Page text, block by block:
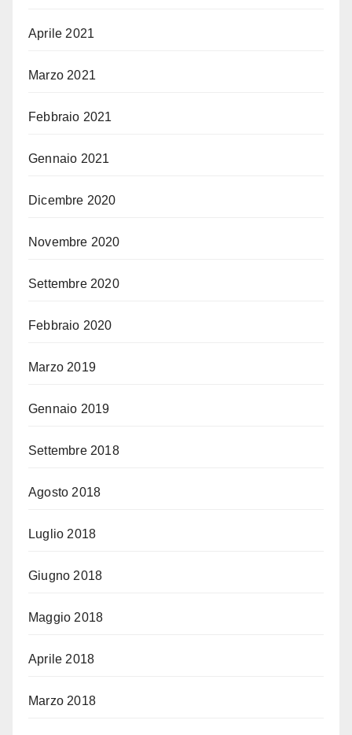
Aprile 2021
Marzo 2021
Febbraio 2021
Gennaio 2021
Dicembre 2020
Novembre 2020
Settembre 2020
Febbraio 2020
Marzo 2019
Gennaio 2019
Settembre 2018
Agosto 2018
Luglio 2018
Giugno 2018
Maggio 2018
Aprile 2018
Marzo 2018